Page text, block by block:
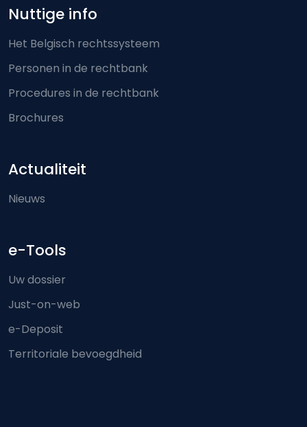
Nuttige info
Het Belgisch rechtssysteem
Personen in de rechtbank
Procedures in de rechtbank
Brochures
Actualiteit
Nieuws
e-Tools
Uw dossier
Just-on-web
e-Deposit
Territoriale bevoegdheid